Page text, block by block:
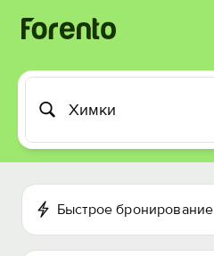
Быстрое бронирование